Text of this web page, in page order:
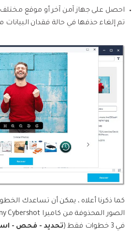
احصل على جهاز آمن آخر أو موقع
تم إلغاء حذفها في حالة فقدان البيانات
كما ذكرنا أعلاه ، يمكن أن تساعدك
في 3 خطوات فقط (
تحديد - فحص -